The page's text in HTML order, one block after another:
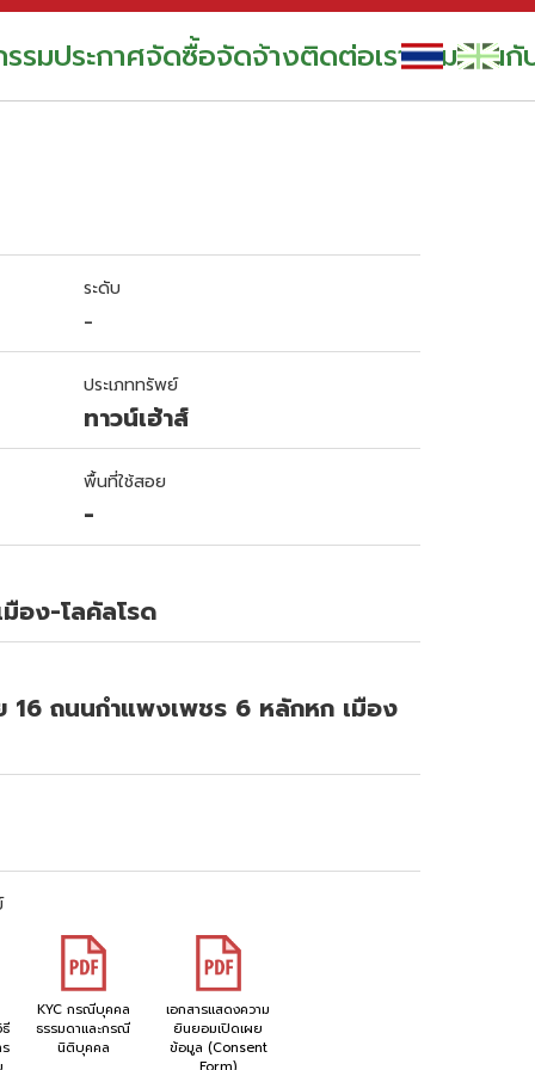
รมประกาศจัดซื้อจัดจ้างติดต่อเราร่วมงานกั
ระดับ
-
ประเภททรัพย์
ทาวน์เฮ้าส์
พื้นที่ใช้สอย
-
อง-โลคัลโรด
16 ถนนกำแพงเพชร 6 หลักหก เมือง
KYC กรณีบุคคล
ธรรมดาและกรณี
นิติบุคคล
เอกสารแสดงความ
ยินยอมเปิดเผย
ข้อมูล (Consent